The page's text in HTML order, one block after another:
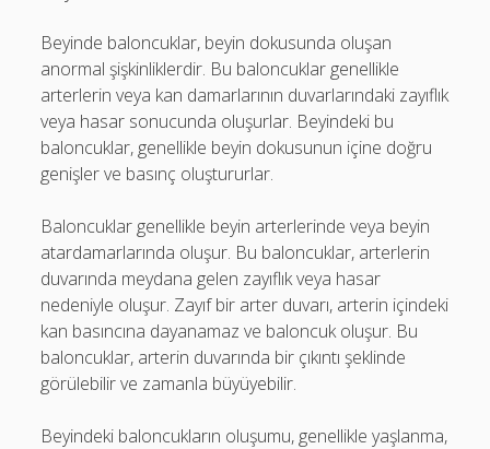
Beyinde baloncuklar, beyin dokusunda oluşan
anormal şişkinliklerdir. Bu baloncuklar genellikle
arterlerin veya kan damarlarının duvarlarındaki zayıflık
veya hasar sonucunda oluşurlar. Beyindeki bu
baloncuklar, genellikle beyin dokusunun içine doğru
genişler ve basınç oluştururlar.
Baloncuklar genellikle beyin arterlerinde veya beyin
atardamarlarında oluşur. Bu baloncuklar, arterlerin
duvarında meydana gelen zayıflık veya hasar
nedeniyle oluşur. Zayıf bir arter duvarı, arterin içindeki
kan basıncına dayanamaz ve baloncuk oluşur. Bu
baloncuklar, arterin duvarında bir çıkıntı şeklinde
görülebilir ve zamanla büyüyebilir.
Beyindeki baloncukların oluşumu, genellikle yaşlanma,